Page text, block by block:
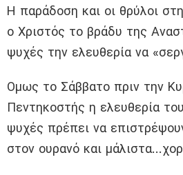
Η παράδοση και οι θρύλοι
ο Χριστός το βράδυ της
ψυχές την ελευθερία να
Ομως το Σάββατο πριν την
Πεντηκοστής η ελευθερία
ψυχές πρέπει να
στον ουρανό και